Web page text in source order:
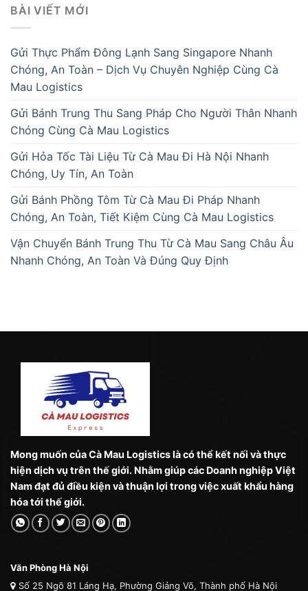
BÀI VIẾT MỚI
Gửi Thực Phẩm Đông Lạnh Sang Singapore Nhanh
Chóng, An Toàn – Dịch Vụ Chuyên Nghiệp Cùng Cà
Mau Logistics
Gửi Bánh Trung Thu Sang Pháp Cho Người Thân Nhanh
Chóng Cùng Cà Mau Logistics
Gửi Hỏa Tốc Tài Liệu Từ Cà Mau Đi Hà Nội Nhanh
Chóng, Uy Tín, An Toàn
Gửi Bánh Phồng Tôm Từ Cà Mau Đi Pháp Nhanh
Chóng, An Toàn, Tiết Kiệm Cùng Cà Mau Logistics
Vận Chuyển Bánh Trung Thu Từ Cà Mau Sang Châu Âu
Nhanh Chóng, An Toàn Và Đúng Quy Định
Mong muốn của Cà Mau Logistics là có thể kết nối và thực
hiện dịch vụ trên thế giới. Nhằm giúp các Doanh nghiệp Việt
Nam đạt đủ điều kiện và thuận lợi trong việc xuất khẩu hàng
hóa tới thế giới.
Văn Phòng Hà Nội
Số 25 Ngõ 81 Láng Hạ, Phường Giảng Võ, Thành phố Hà Nội